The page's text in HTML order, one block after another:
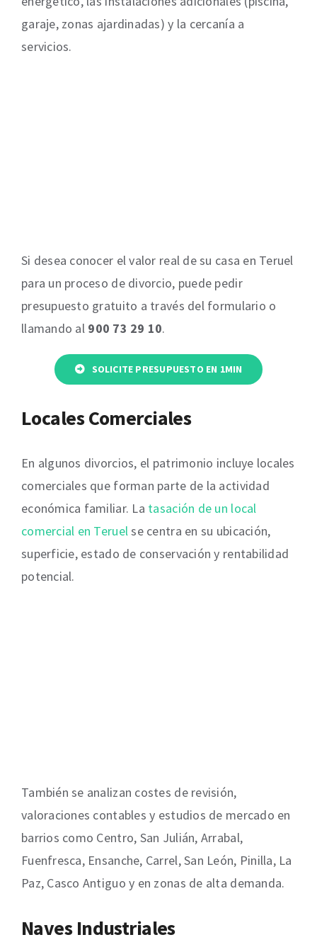
garaje, zonas ajardinadas) y la cercanía a
servicios.
Si desea conocer el valor real de su casa en Teruel
para un proceso de divorcio, puede pedir
presupuesto gratuito a través del formulario o
llamando al 900 73 29 10.
SOLICITE PRESUPUESTO EN 1MIN
Locales Comerciales
En algunos divorcios, el patrimonio incluye locales
comerciales que forman parte de la actividad
económica familiar. La tasación de un local
comercial en Teruelse centra en su ubicación,
superficie, estado de conservación y rentabilidad
potencial.
También se analizan costes de revisión,
valoraciones contables y estudios de mercado en
barrios como Centro, San Julián, Arrabal,
Fuenfresca, Ensanche, Carrel, San León, Pinilla, La
Paz, Casco Antiguo y en zonas de alta demanda.
Naves Industriales